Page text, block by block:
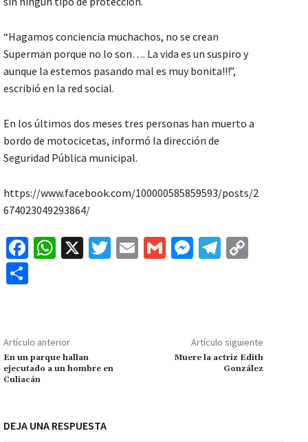
“Hagamos conciencia muchachos, no se crean
Superman porque no lo son…. La vida es un suspiro y
aunque la estemos pasando mal es muy bonita!!!”,
escribió en la red social.
En los últimos dos meses tres personas han muerto a
bordo de motocicetas, informó la dirección de
Seguridad Pública municipal.
https://www.facebook.com/100000585859593/posts/2
674023049293864/
Fa
o
k
W
p
p
X
T
E
G
M
ge
r
Te
m Li
n
k
p
ar
tir
Artículo anterior
En un parque hallan
ejecutado a un hombre en
Culiacán
Artículo siguiente
Muere la actriz Edith
González
DEJA UNA RESPUESTA